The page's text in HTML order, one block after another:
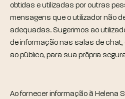
obtidas e utilizadas por outras
mensagens que o utilizador não
adequadas. Sugerimos ao
de informação nas salas de
ao público, para sua própria
Ao fornecer informação à Helena